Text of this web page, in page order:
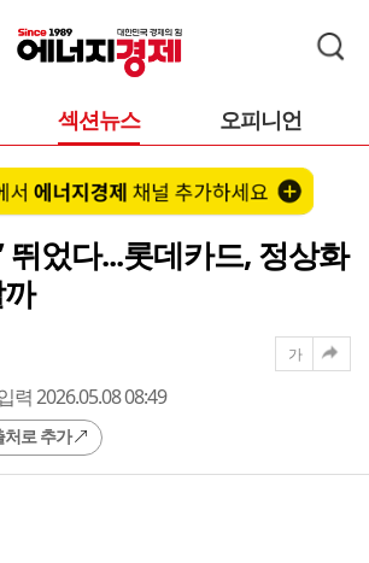
섹션뉴스 오피니언
뛰었다...롯데카드, 정상화
력 2026.05.08 08:49
처로 추가
가